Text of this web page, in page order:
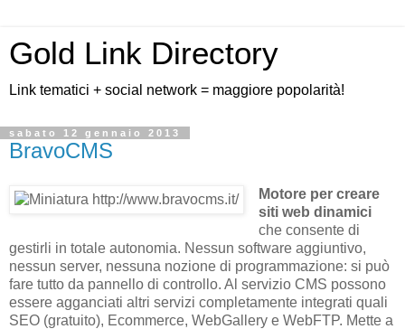
Gold Link Directory
Link tematici + social network = maggiore popolarità!
sabato 12 gennaio 2013
BravoCMS
Motore per creare
siti web dinamici
che consente di
gestirli in totale autonomia. Nessun software aggiuntivo,
nessun server, nessuna nozione di programmazione: si può
fare tutto da pannello di controllo. Al servizio CMS possono
essere agganciati altri servizi completamente integrati quali
SEO (gratuito), Ecommerce, WebGallery e WebFTP. Mette a